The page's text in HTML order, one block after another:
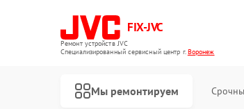
FIX-JVC
Ремонт устройств JVC
Специализированный cервисный центр г.Воронеж
Мы ремонтируем